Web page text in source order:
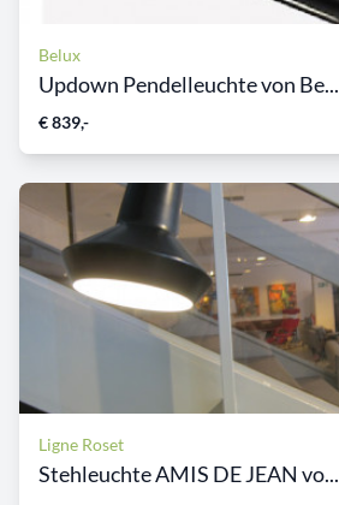
Belux
Updown Pendelleuchte von Be...
€ 839,-
Ligne Roset
Stehleuchte AMIS DE JEAN vo...